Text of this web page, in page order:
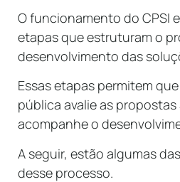
O funcionamento do CPSI
etapas que estruturam o
desenvolvimento das
Essas etapas permitem
pública avalie as
acompanhe o
A seguir, estão algumas
desse processo.